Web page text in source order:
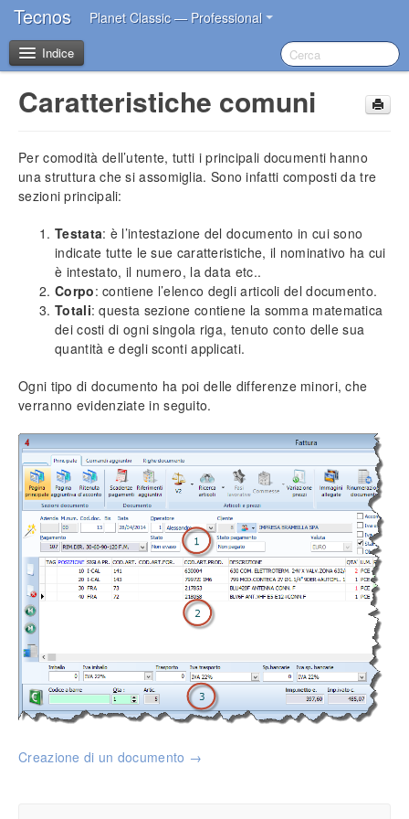
Tecnos Planet Classic — Professional
Indice
Benvenuto
I primi passi dopo l’acquisto
Introduzione
Impostazioni iniziali
Installazione del software
Account Tecnos
Azzeramento archivi
Inserimento dati aziendali
Inserimento operatori base
Impostazione blocco prezzi
Impostazione prezzi di vendita
Personalizzazione campi (tabelle)
Inserimento tariffe di manodopera
Intestazione documenti
Funzionalità protette
Info generali
Lavorare senza mouse
Ricerca incrementale
Filtri e strumenti di ricerca
Principali icone e pulsanti
Le voci di menù
Legenda colori del software
Aggiornare il software
Configurazione ed utilità
Caratteristiche comuni
Per comodità dell’utente, tutti i principali documenti hanno
una struttura che si assomiglia. Sono infatti composti da tre
sezioni principali:
Testata: è l’intestazione del documento in cui sono
indicate tutte le sue caratteristiche, il nominativo ha cui
è intestato, il numero, la data etc..
Corpo: contiene l’elenco degli articoli del documento.
Totali: questa sezione contiene la somma matematica
dei costi di ogni singola riga, tenuto conto delle sua
quantità e degli sconti applicati.
Ogni tipo di documento ha poi delle differenze minori, che
verranno evidenziate in seguito.
Creazione di un documento →